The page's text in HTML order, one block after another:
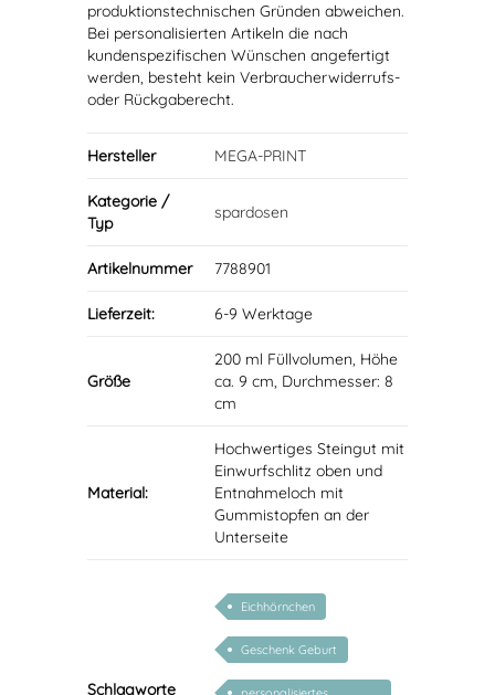
produktionstechnischen Gründen abweichen.
Bei personalisierten Artikeln die nach
kundenspezifischen Wünschen angefertigt
werden, besteht kein Verbraucherwiderrufs-
oder Rückgaberecht.
Hersteller MEGA-PRINT
Kategorie /
Typ
spardosen
Artikelnummer 7788901
Lieferzeit: 6-9 Werktage
Größe
200 ml Füllvolumen, Höhe
ca. 9 cm, Durchmesser: 8
cm
Material:
Hochwertiges Steingut mit
Einwurfschlitz oben und
Entnahmeloch mit
Gummistopfen an der
Unterseite
Schlagworte
Eichhörnchen
Geschenk Geburt